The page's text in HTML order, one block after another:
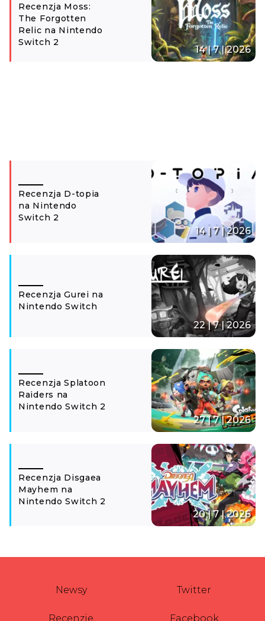
Recenzja Moss:
The Forgotten
Relic na Nintendo
Switch 2
14 | 7 | 2026
Recenzja D-topia
na Nintendo
Switch 2
14 | 7 | 2026
Recenzja Gurei na
Nintendo Switch
22 | 7 | 2026
Recenzja Splatoon
Raiders na
Nintendo Switch 2
27 | 7 | 2026
Recenzja Disgaea
Mayhem na
Nintendo Switch 2
20 | 7 | 2026
Newsy
Recenzje
Twitter
Facebook